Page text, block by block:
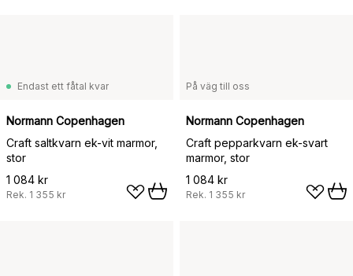
Endast ett fåtal kvar
Normann Copenhagen
Craft saltkvarn ek-vit marmor,
stor
1 084 kr
Rek. 1 355 kr
På väg till oss
Normann Copenhagen
Craft pepparkvarn ek-svart
marmor, stor
1 084 kr
Rek. 1 355 kr